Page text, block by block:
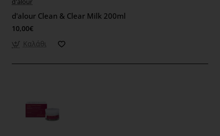
d'alour Clean & Clear Milk 200ml
10,00€
Καλάθι